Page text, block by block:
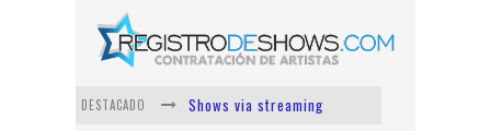
DESTACADO
Shows via streaming